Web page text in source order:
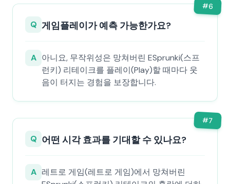
#6
Q 게임플레이가 예측 가능한가요?
A 아니요, 무작위성은 망쳐버린 ESprunki(스프
런키) 리테이크를 플레이(Play)할 때마다 웃
음이 터지는 경험을 보장합니다.
#7
Q 어떤 시각 효과를 기대할 수 있나요?
A 레트로 게임(레트로 게임)에서 망쳐버린